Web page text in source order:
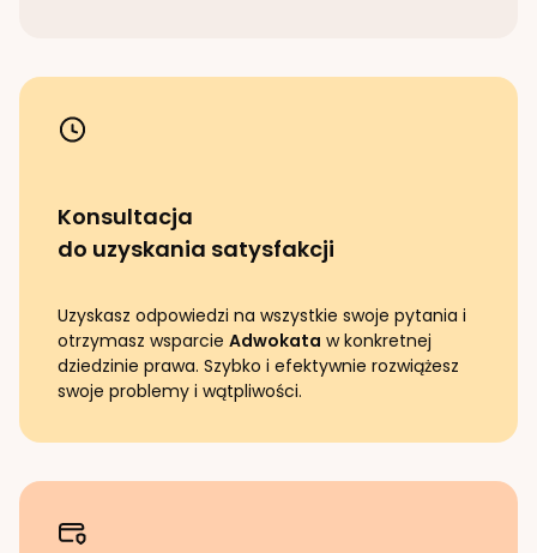
Konsultacja
do uzyskania satysfakcji
Uzyskasz odpowiedzi na wszystkie swoje pytania i
otrzymasz wsparcie Adwokata w konkretnej
dziedzinie prawa. Szybko i efektywnie rozwiążesz
swoje problemy i wątpliwości.